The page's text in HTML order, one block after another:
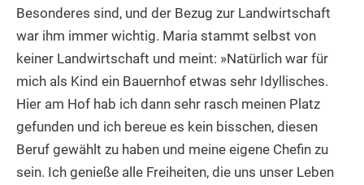
Besonderes sind, und der Bezug zur Landwirtschaft
war ihm immer wichtig. Maria stammt selbst von
keiner Landwirtschaft und meint: »Natürlich war für
mich als Kind ein Bauernhof etwas sehr Idyllisches.
Hier am Hof hab ich dann sehr rasch meinen Platz
gefunden und ich bereue es kein bisschen, diesen
Beruf gewählt zu haben und meine eigene Chefin zu
sein. Ich genieße alle Freiheiten, die uns unser Leben